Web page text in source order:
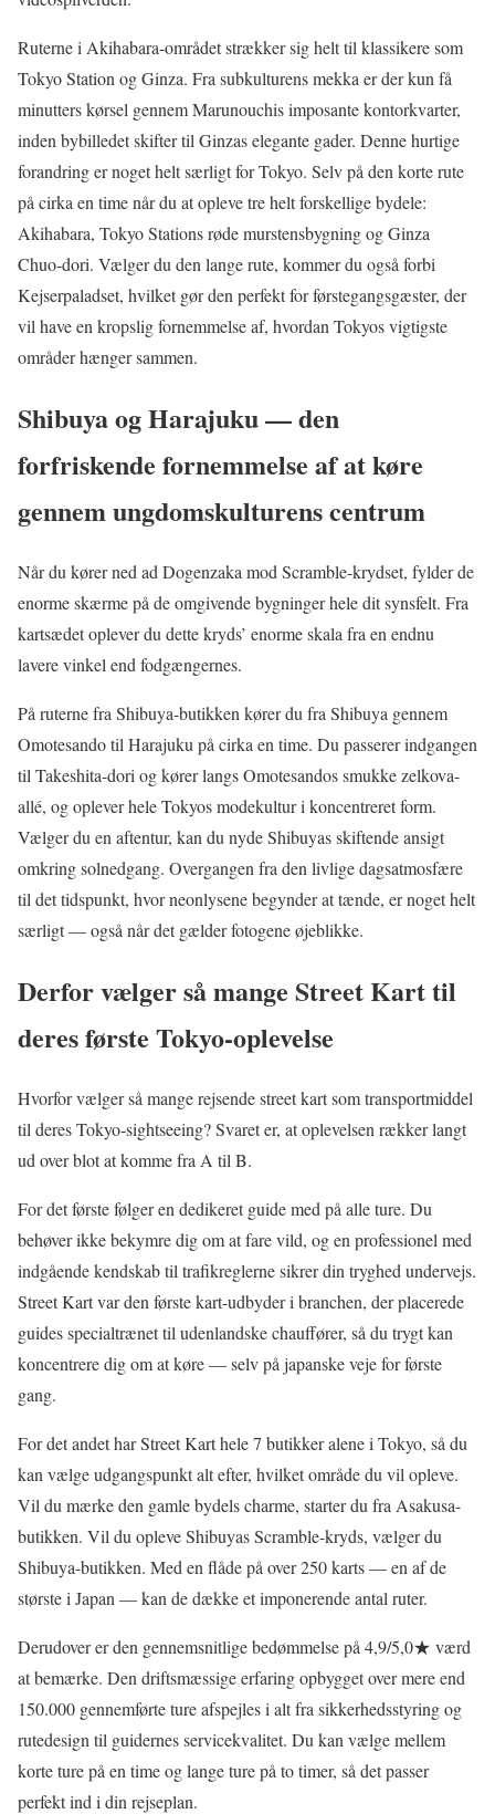
Ruterne i Akihabara-området strækker sig helt til klassikere som
Tokyo Station og Ginza. Fra subkulturens mekka er der kun få
minutters kørsel gennem Marunouchis imposante kontorkvarter,
inden bybilledet skifter til Ginzas elegante gader. Denne hurtige
forandring er noget helt særligt for Tokyo. Selv på den korte rute
på cirka en time når du at opleve tre helt forskellige bydele:
Akihabara, Tokyo Stations røde murstensbygning og Ginza
Chuo-dori. Vælger du den lange rute, kommer du også forbi
Kejserpaladset, hvilket gør den perfekt for førstegangsgæster, der
vil have en kropslig fornemmelse af, hvordan Tokyos vigtigste
områder hænger sammen.
Shibuya og Harajuku — den
forfriskende fornemmelse af at køre
gennem ungdomskulturens centrum
Når du kører ned ad Dogenzaka mod Scramble-krydset, fylder de
enorme skærme på de omgivende bygninger hele dit synsfelt. Fra
kartsædet oplever du dette kryds’ enorme skala fra en endnu
lavere vinkel end fodgængernes.
På ruterne fra Shibuya-butikken kører du fra Shibuya gennem
Omotesando til Harajuku på cirka en time. Du passerer indgangen
til Takeshita-dori og kører langs Omotesandos smukke zelkova-
allé, og oplever hele Tokyos modekultur i koncentreret form.
Vælger du en aftentur, kan du nyde Shibuyas skiftende ansigt
omkring solnedgang. Overgangen fra den livlige dagsatmosfære
til det tidspunkt, hvor neonlysene begynder at tænde, er noget helt
særligt — også når det gælder fotogene øjeblikke.
Derfor vælger så mange Street Kart til
deres første Tokyo-oplevelse
Hvorfor vælger så mange rejsende street kart som transportmiddel
til deres Tokyo-sightseeing? Svaret er, at oplevelsen rækker langt
ud over blot at komme fra A til B.
For det første følger en dedikeret guide med på alle ture. Du
behøver ikke bekymre dig om at fare vild, og en professionel med
indgående kendskab til trafikreglerne sikrer din tryghed undervejs.
Street Kart var den første kart-udbyder i branchen, der placerede
guides specialtrænet til udenlandske chauffører, så du trygt kan
koncentrere dig om at køre — selv på japanske veje for første
gang.
For det andet har Street Kart hele 7 butikker alene i Tokyo, så du
kan vælge udgangspunkt alt efter, hvilket område du vil opleve.
Vil du mærke den gamle bydels charme, starter du fra Asakusa-
butikken. Vil du opleve Shibuyas Scramble-kryds, vælger du
Shibuya-butikken. Med en flåde på over 250 karts — en af de
største i Japan — kan de dække et imponerende antal ruter.
Derudover er den gennemsnitlige bedømmelse på 4,9/5,0★ værd
at bemærke. Den driftsmæssige erfaring opbygget over mere end
150.000 gennemførte ture afspejles i alt fra sikkerhedsstyring og
rutedesign til guidernes servicekvalitet. Du kan vælge mellem
korte ture på en time og lange ture på to timer, så det passer
perfekt ind i din rejseplan.